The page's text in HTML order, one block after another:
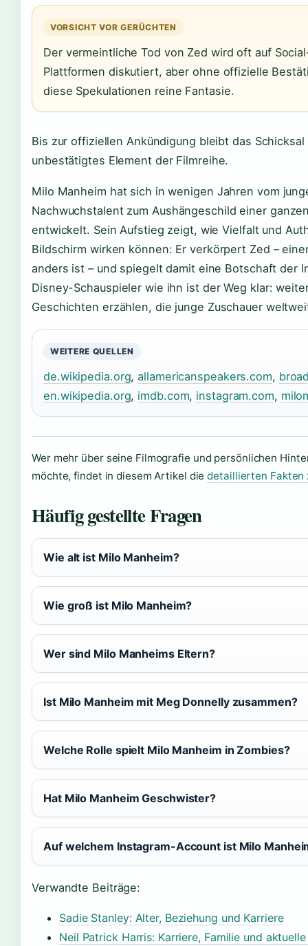
VORSICHT VOR GERÜCHTEN
Der vermeintliche Tod von Zed wird oft auf
Plattformen diskutiert, aber ohne offizielle
diese Spekulationen reine Fantasie.
Bis zur offiziellen Ankündigung bleibt das
unbestätigtes Element der Filmreihe.
Milo Manheim hat sich in wenigen Jahren vom
Nachwuchstalent zum Aushängeschild einer
entwickelt. Sein Aufstieg zeigt, wie Vielfalt und
Bildschirm wirken können: Er verkörpert Zed –
anders ist – und spiegelt damit eine Botschaft der
Disney-Schauspieler wie ihn ist der Weg klar:
Geschichten erzählen, die junge Zuschauer
WEITERE QUELLEN
de.wikipedia.org,allamericanspeakers.com,
en.wikipedia.org, imdb.com, instagram.com,
Wer mehr über seine Filmografie und persönlichen
möchte, findet in diesem Artikel diedetaillierten Fakten
Häufig gestellte Fragen
Wie alt ist Milo Manheim?
Wie groß ist Milo Manheim?
Wer sind Milo Manheims Eltern?
Ist Milo Manheim mit Meg Donnelly zusammen?
Welche Rolle spielt Milo Manheim in Zombies?
Hat Milo Manheim Geschwister?
Auf welchem Instagram-Account ist Milo
Verwandte Beiträge:
Sadie Stanley: Alter, Beziehung und Karriere
Neil Patrick Harris: Karriere, Familie und